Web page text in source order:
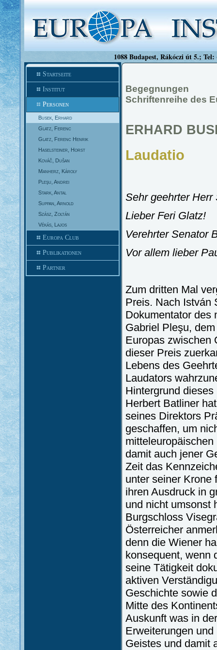
1088 Budapest, Rákóczi út 5.;
Startseite
Institut
Personen
Busek, Erhard
Glatz, Ferenc
Glatz, Ferenc Henrik
Haselsteiner, Horst
Kováč, Dušan
Manherz, Károly
Pleşu, Andrei
Stark, Antal
Suppan, Arnold
Szász, Zoltán
Vékás, Lajos
Europa Club
Publikationen
Partner
Begegnungen
Schriftenreihe des
ERHARD
Laudatio
Sehr geehrter Herr
Lieber Feri Glatz!
Verehrter Senator
Vor allem lieber
Zum dritten Mal
Preis. Nach István
Dokumentator des
Gabriel Pleşu,
Europas zwischen
dieser Preis
Lebens des
Laudators
Hintergrund
Herbert Batliner
seines Direktors
geschaffen, um
damit auch jener
Zeit das
unter seiner Krone
ihren Ausdruck in
und nicht umsonst
Burgschloss
Österreicher
denn die Wiener
konsequent, wenn
seine Tätigkeit
aktiven
Geschichte sowie
Mitte des
Auskunft was in
Erweiterungen
Geistes und damit